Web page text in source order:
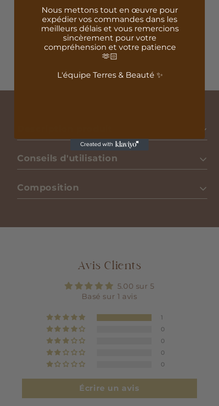
RETRAIT BOUTIQUE
Commandez en ligne et récupérez votre achat
gratuitement en 24h- 48h dans une de nos
boutiques.
Conseils d'utilisation
Composition
Avis Clients
5.00 sur 5
Basé sur 1 avis
1
0
0
0
0
Écrire un avis
Nous mettons tout en œuvre pour
expédier vos commandes dans les
meilleurs délais et vous remercions
sincèrement pour votre
compréhension et votre patience
🫶🏻
L'équipe Terres & Beauté ✨